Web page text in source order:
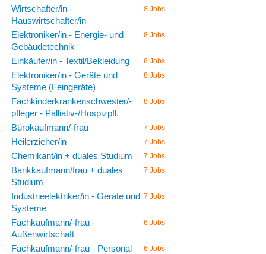
Wirtschafter/in -
Hauswirtschafter/in
8 Jobs
Elektroniker/in - Energie- und
Gebäudetechnik
8 Jobs
Einkäufer/in - Textil/Bekleidung 8 Jobs
Elektroniker/in - Geräte und
Systeme (Feingeräte)
8 Jobs
Fachkinderkrankenschwester/-
pfleger - Palliativ-/Hospizpfl.
8 Jobs
Bürokaufmann/-frau 7 Jobs
Heilerzieher/in 7 Jobs
Chemikant/in + duales Studium 7 Jobs
Bankkaufmann/frau + duales
Studium
7 Jobs
Industrieelektriker/in - Geräte und
Systeme
7 Jobs
Fachkaufmann/-frau -
Außenwirtschaft
6 Jobs
Fachkaufmann/-frau - Personal 6 Jobs